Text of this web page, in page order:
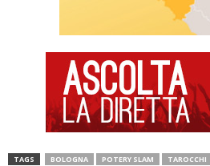
TAGS BOLOGNA POTERY SLAM TAROCCHI